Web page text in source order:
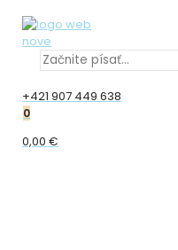
+421 907 449 638
0
0,00 €